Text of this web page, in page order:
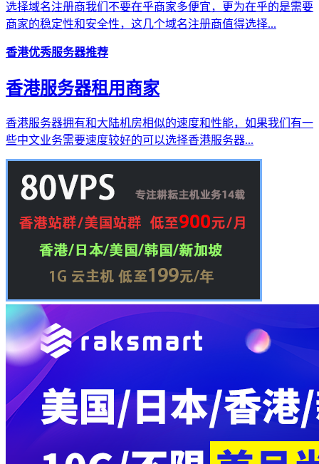
选择域名注册商我们不要在乎商家多便宜，更为在乎的是需要
商家的稳定性和安全性，这几个域名注册商值得选择...
香港优秀服务器推荐
香港服务器租用商家
香港服务器拥有和大陆机房相似的速度和性能，如果我们有一
些中文业务需要速度较好的可以选择香港服务器...